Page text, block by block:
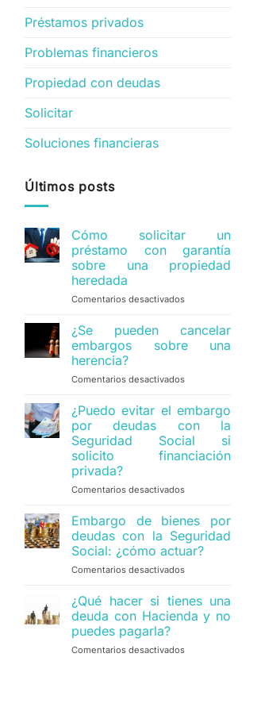
Préstamos privados
Problemas financieros
Propiedad con deudas
Solicitar
Soluciones financieras
Últimos posts
Cómo solicitar un
préstamo con garantía
sobre una propiedad
heredada
Comentarios desactivados
solicitar
préstamo
una
propiedad
heredada
¿Se pueden cancelar
embargos sobre una
herencia?
Comentarios desactivados
pueden
cancelar
embargos
sobre
una
¿Puedo evitar el embargo
por deudas con la
Seguridad Social si
solicito financiación
privada?
Comentarios desactivados
evitar
embargo
por
la
Seguridad
Social
Embargo de bienes por
deudas con la Seguridad
Social: ¿cómo actuar?
Comentarios desactivados
de
bienes
por
¿Qué hacer si tienes una
deuda con Hacienda y no
puedes pagarla?
Comentarios desactivados